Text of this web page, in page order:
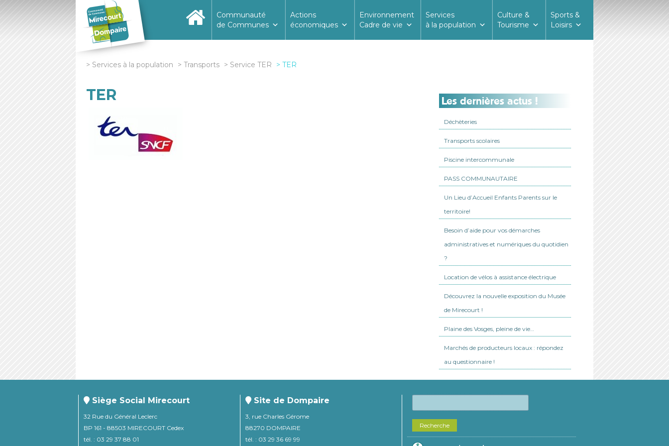
Communauté
de Communes
Actions
économiques
Environnement
Cadre de vie
Services
à la population
Culture &
Tourisme
Sports &
Loisirs
Services à la population Transports Service TER TER
TER Les dernières actus !
Déchèteries
Transports scolaires
Piscine intercommunale
PASS COMMUNAUTAIRE
Un Lieu d’Accueil Enfants Parents sur le
territoire!
Besoin d’aide pour vos démarches
administratives et numériques du quotidien
?
Location de vélos à assistance électrique
Découvrez la nouvelle exposition du Musée
de Mirecourt !
Plaine des Vosges, pleine de vie…
Marchés de producteurs locaux : répondez
au questionnaire !
Siège Social Mirecourt
32 Rue du Général Leclerc
BP 161 - 88503 MIRECOURT Cedex
tél. : 03 29 37 88 01
Site de Dompaire
3, rue Charles Gérome
88270 DOMPAIRE
tél. : 03 29 36 69 99
Recherche